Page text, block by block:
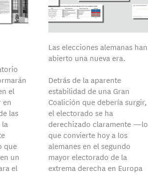
el
en
las
la
que
un
el
Las elecciones alemanas han
abierto una nueva era.
Detrás de la aparente
estabilidad de una Gran
Coalición que debería surgir,
el electorado se ha
derechizado claramente —lo
que convierte hoy a los
alemanes en el segundo
mayor electorado de la
extrema derecha en Europa